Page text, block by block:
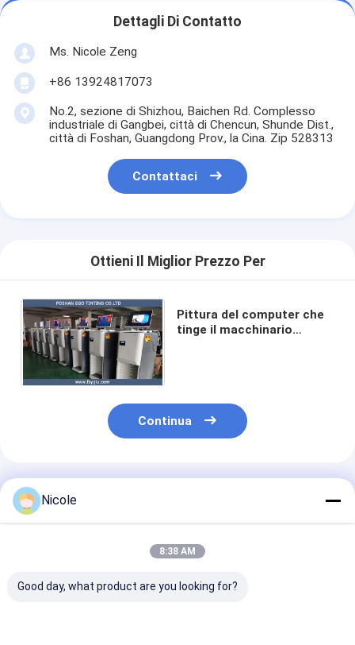
Dettagli Di Contatto
Ms. Nicole Zeng
+86 13924817073
No.2, sezione di Shizhou, Baichen Rd. Complesso
industriale di Gangbei, città di Chencun, Shunde Dist.,
città di Foshan, Guangdong Prov., la Cina. Zip 528313
Contattaci
Ottieni Il Miglior Prezzo Per
Pittura del computer che
tinge il macchinario
Continua
Prodotti Raccomandati
Nicole
8:38 AM
Good day, what product are you looking for?